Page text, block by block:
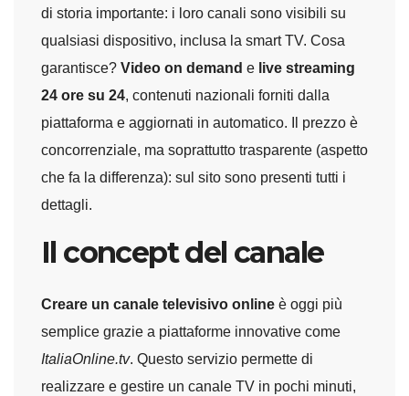
di storia importante: i loro canali sono visibili su
qualsiasi dispositivo, inclusa la smart TV. Cosa
garantisce? Video on demand e live streaming
24 ore su 24, contenuti nazionali forniti dalla
piattaforma e aggiornati in automatico. Il prezzo è
concorrenziale, ma soprattutto trasparente (aspetto
che fa la differenza): sul sito sono presenti tutti i
dettagli.
Il concept del canale
Creare un canale televisivo online è oggi più
semplice grazie a piattaforme innovative come
ItaliaOnline.tv. Questo servizio permette di
realizzare e gestire un canale TV in pochi minuti,